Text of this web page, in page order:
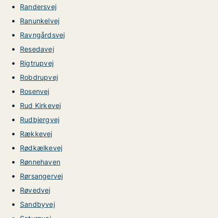
Randersvej
Ranunkelvej
Ravngårdsvej
Resedavej
Rigtrupvej
Robdrupvej
Rosenvej
Rud Kirkevej
Rudbjergvej
Rækkevej
Rødkælkevej
Rønnehaven
Rørsangervej
Røvedvej
Sandbyvej